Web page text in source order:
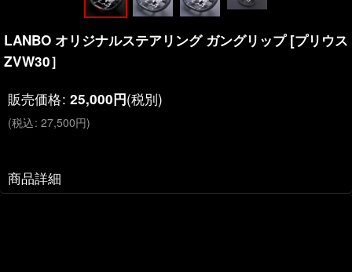
LANBO オリジナルステアリング ガングリップ [プリウス
ZVW30］
販売価格: 25,000円(税別)
(税込: 27,500円)
商品詳細